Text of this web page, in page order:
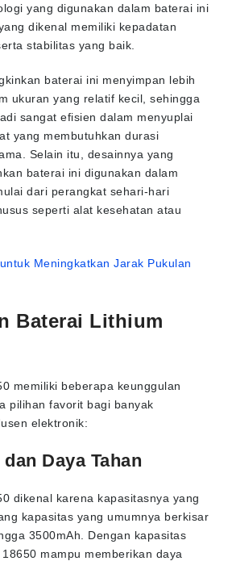
yang digunakan dalam baterai ini
dikenal memiliki kepadatan
stabilitas yang baik.
baterai ini menyimpan lebih
ukuran yang relatif kecil, sehingga
sangat efisien dalam menyuplai
yang membutuhkan durasi
Selain itu, desainnya yang
baterai ini digunakan dalam
dari perangkat sehari-hari
seperti alat kesehatan atau
Meningkatkan Jarak Pukulan
Baterai Lithium
memiliki beberapa keunggulan
pilihan favorit bagi banyak
elektronik:
Daya Tahan
dikenal karena kapasitasnya yang
kapasitas yang umumnya berkisar
3500mAh. Dengan kapasitas
mampu memberikan daya